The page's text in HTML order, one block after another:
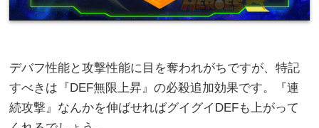
デバフ性能と攻撃性能に目を奪われがちですが、特記
すべきは『DEF無限上昇』の必殺追加効果です。『連
続攻撃』なんかを伸ばせればグイグイDEFも上がって